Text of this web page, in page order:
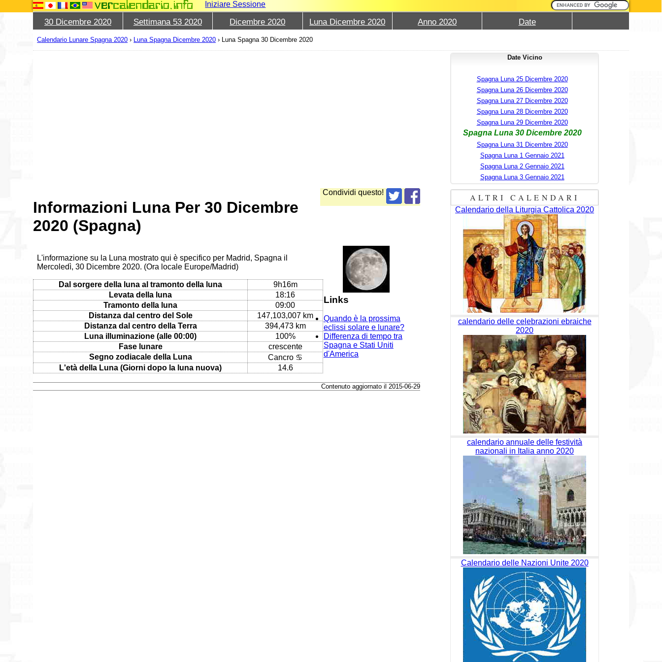
Iniziare Sessione
30 Dicembre 2020 Settimana 53 2020 Dicembre 2020 Luna Dicembre 2020 Anno 2020 Date
Calendario Lunare Spagna 2020 › Luna Spagna Dicembre 2020 › Luna Spagna 30 Dicembre 2020
Condividi questo!
Informazioni Luna Per 30 Dicembre
2020 (Spagna)
L'informazione su la Luna mostrato qui è specifico per Madrid, Spagna il
Mercoledì, 30 Dicembre 2020. (Ora locale Europe/Madrid)
Dal sorgere della luna al tramonto della luna
9h16m
Levata della luna
18:16
Tramonto della luna
09:00
Distanza dal centro del Sole
147,103,007 km
Distanza dal centro della Terra
394,473 km
Luna illuminazione (alle 00:00)
100%
Fase lunare
crescente
Segno zodiacale della Luna
Cancro ♋
L'età della Luna (Giorni dopo la luna nuova)
14.6
Links
Quando è la prossima
eclissi solare e lunare?
Differenza di tempo tra
Spagna e Stati Uniti
d'America
Contenuto aggiornato il 2015-06-29
Date Vicino
Spagna Luna 25 Dicembre 2020
Spagna Luna 26 Dicembre 2020
Spagna Luna 27 Dicembre 2020
Spagna Luna 28 Dicembre 2020
Spagna Luna 29 Dicembre 2020
Spagna Luna 30 Dicembre 2020
Spagna Luna 31 Dicembre 2020
Spagna Luna 1 Gennaio 2021
Spagna Luna 2 Gennaio 2021
Spagna Luna 3 Gennaio 2021
ALTRI CALENDARI
Calendario della Liturgia Cattolica 2020
calendario delle celebrazioni ebraiche
2020
calendario annuale delle festività
nazionali in Italia anno 2020
Calendario delle Nazioni Unite 2020